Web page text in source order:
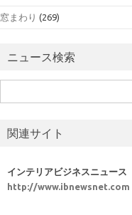
窓まわり (269)
ニュース検索
索:
関連サイト
インテリアビジネスニュース
http://www.ibnewsnet.com